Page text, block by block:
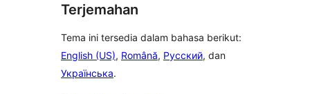
Terjemahan
Tema ini tersedia dalam bahasa berikut:
English (US), Română, Русский, dan
Українська.